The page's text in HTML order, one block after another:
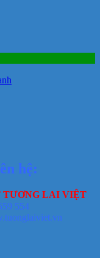
hệ:
TƯƠNG LAI VIỆT
554